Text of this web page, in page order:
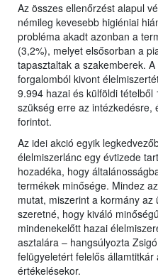
Az összes ellenőrzést alapul
némileg kevesebb higiéniai
probléma akadt azonban a
(3,2%), melyet elsősorban a
tapasztaltak a szakemberek.
forgalomból kivont
9.994 hazai és külföldi
szükség erre az intézkedésre,
forintot.
Az idei akció egyik
élelmiszerlánc egy évtizede
hozadéka, hogy
termékek minősége. Mindez
mutat, miszerint a kormány
szeretné, hogy kiváló
mindenekelőtt hazai
asztalára – hangsúlyozta
felügyeletért felelős
értékelésekor.